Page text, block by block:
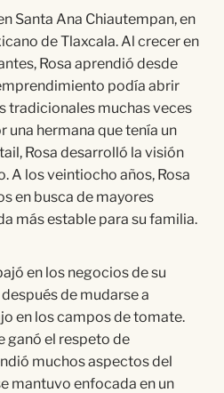
Santa Ana Chiautempan, en
de Tlaxcala. Al crecer en
Rosa aprendió desde
podía abrir
tradicionales muchas veces
una hermana que tenía un
Rosa desarrolló la visión
A los veintiocho años, Rosa
en busca de mayores
más estable para su familia.
en los negocios de su
de mudarse a
en los campos de tomate.
ganó el respeto de
muchos aspectos del
mantuvo enfocada en un